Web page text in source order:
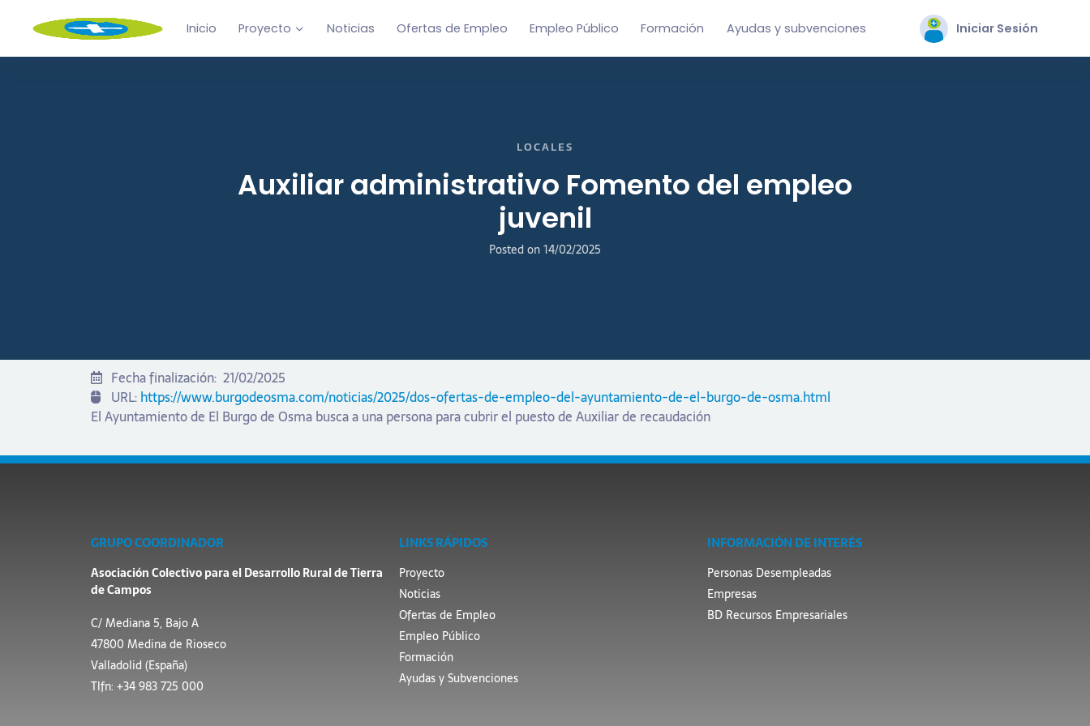
Inicio Proyecto Noticias Ofertas de Empleo Empleo Público Formación Ayudas y subvenciones Iniciar Sesión
LOCALES
Auxiliar administrativo Fomento del empleo
juvenil
Posted on14/02/2025
Fecha finalización: 21/02/2025
URL:https://www.burgodeosma.com/noticias/2025/dos-ofertas-de-empleo-del-ayuntamiento-de-el-burgo-de-osma.html
El Ayuntamiento de El Burgo de Osma busca a una persona para cubrir el puesto de Auxiliar de recaudación
GRUPO COORDINADOR
Asociación Colectivo para el Desarrollo Rural de Tierra
de Campos
C/ Mediana 5, Bajo A
47800 Medina de Rioseco
Valladolid (España)
Tlfn: +34 983 725 000
LINKS RÁPIDOS
Proyecto
Noticias
Ofertas de Empleo
Empleo Público
Formación
Ayudas y Subvenciones
INFORMACIÓN DE INTERÉS
Personas Desempleadas
Empresas
BD Recursos Empresariales